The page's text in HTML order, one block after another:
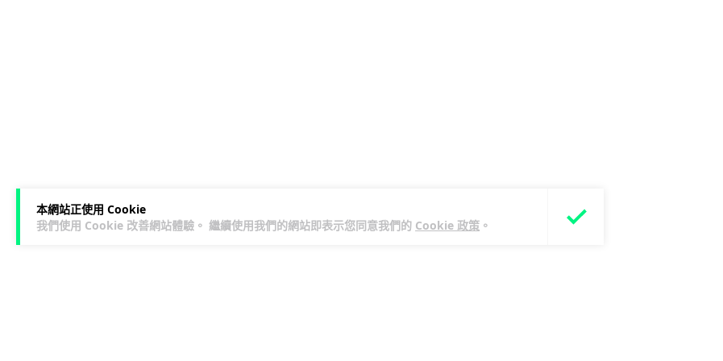
本網站正使用 Cookie
我們使用 Cookie 改善網站體驗。 繼續使用我們的網站即表示您同意我們的 Cookie 政策 。